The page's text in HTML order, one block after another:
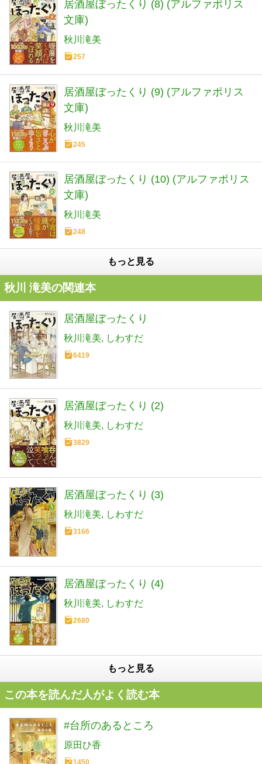
居酒屋ぼったくり (8) (アルファポリス
文庫)
秋川滝美
257
居酒屋ぼったくり (9) (アルファポリス
文庫)
秋川滝美
245
居酒屋ぼったくり (10) (アルファポリス
文庫)
秋川滝美
248
もっと見る
秋川 滝美の関連本
居酒屋ぼったくり
秋川滝美 しわすだ
6419
居酒屋ぼったくり (2)
秋川滝美 しわすだ
3829
居酒屋ぼったくり (3)
秋川滝美 しわすだ
3166
居酒屋ぼったくり (4)
秋川滝美 しわすだ
2680
もっと見る
この本を読んだ人がよく読む本
#台所のあるところ
原田ひ香